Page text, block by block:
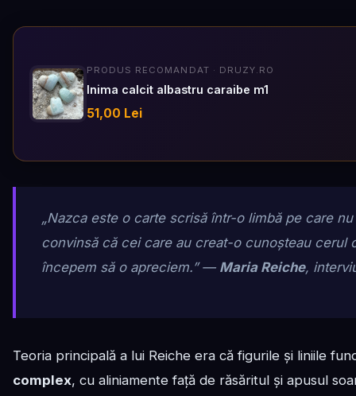
PRODUS RECOMANDAT · DRUZY.RO
Inima calcit albastru caraibe m1
51,00 Lei
„Nazca este o carte scrisă într-o limbă pe care
convinsă că cei care au creat-o cunoșteau cerul
începem să o apreciem.”— Maria Reiche,
Teoria principală a lui Reiche era că figurile și liniile
complex, cu aliniamente față de răsăritul și apusul